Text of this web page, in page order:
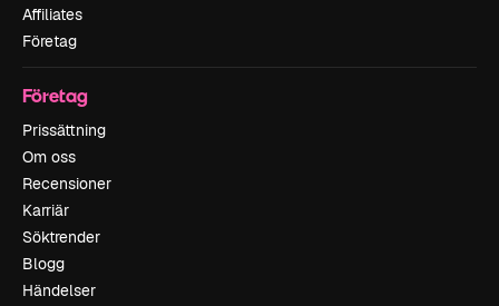
Affiliates
Företag
Företag
Prissättning
Om oss
Recensioner
Karriär
Söktrender
Blogg
Händelser